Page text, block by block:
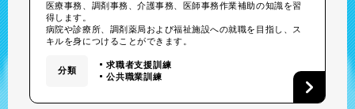
医療事務、調剤事務、介護事務、医師事務作業補助の知識を習
得します。
病院や診療所、調剤薬局および福祉施設への就職を目指し、ス
キルを身につけることができます。
分類
求職者支援訓練
公共職業訓練